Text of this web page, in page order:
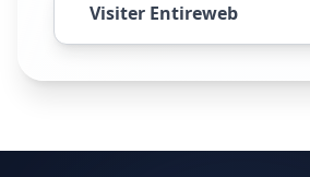
Visiter Entireweb